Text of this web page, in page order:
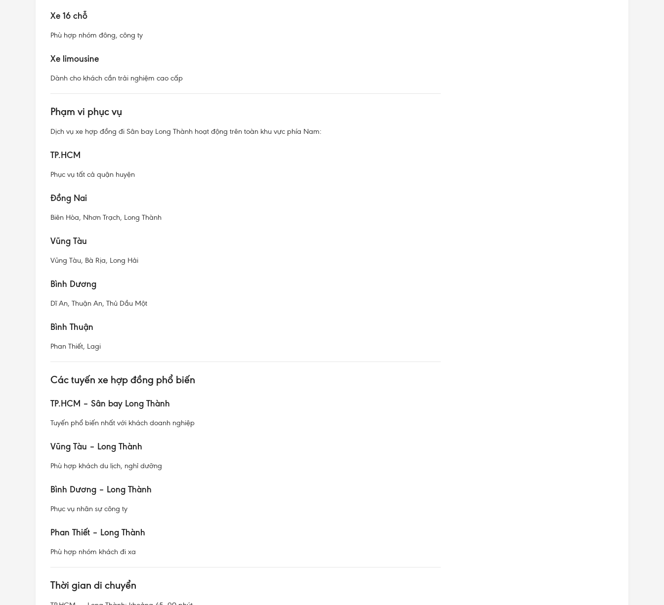
Xe 16 chỗ
Phù hợp nhóm đông, công ty
Xe limousine
Dành cho khách cần trải nghiệm cao cấp
Phạm vi phục vụ
Dịch vụ xe hợp đồng đi Sân bay Long Thành hoạt động trên toàn khu vực phía Nam:
TP.HCM
Phục vụ tất cả quận huyện
Đồng Nai
Biên Hòa, Nhơn Trạch, Long Thành
Vũng Tàu
Vũng Tàu, Bà Rịa, Long Hải
Bình Dương
Dĩ An, Thuận An, Thủ Dầu Một
Bình Thuận
Phan Thiết, Lagi
Các tuyến xe hợp đồng phổ biến
TP.HCM – Sân bay Long Thành
Tuyến phổ biến nhất với khách doanh nghiệp
Vũng Tàu – Long Thành
Phù hợp khách du lịch, nghỉ dưỡng
Bình Dương – Long Thành
Phục vụ nhân sự công ty
Phan Thiết – Long Thành
Phù hợp nhóm khách đi xa
Thời gian di chuyển